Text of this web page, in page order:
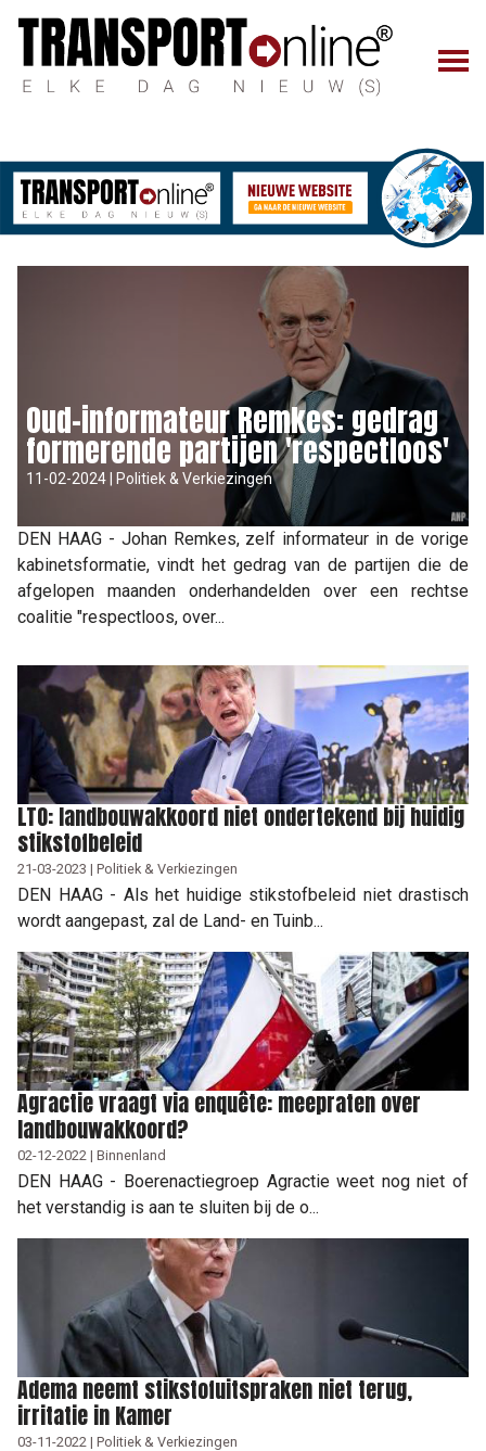
Oud-informateur Remkes: gedrag
formerende partijen 'respectloos'
11-02-2024 | Politiek & Verkiezingen
DEN HAAG - Johan Remkes, zelf informateur in de vorige
kabinetsformatie, vindt het gedrag van de partijen die de
afgelopen maanden onderhandelden over een rechtse
coalitie "respectloos, over...
LTO: landbouwakkoord niet ondertekend bij huidig
stikstofbeleid
21-03-2023 | Politiek & Verkiezingen
DEN HAAG - Als het huidige stikstofbeleid niet drastisch
wordt aangepast, zal de Land- en Tuinb...
Agractie vraagt via enquête: meepraten over
landbouwakkoord?
02-12-2022 | Binnenland
DEN HAAG - Boerenactiegroep Agractie weet nog niet of
het verstandig is aan te sluiten bij de o...
Adema neemt stikstofuitspraken niet terug,
irritatie in Kamer
03-11-2022 | Politiek & Verkiezingen